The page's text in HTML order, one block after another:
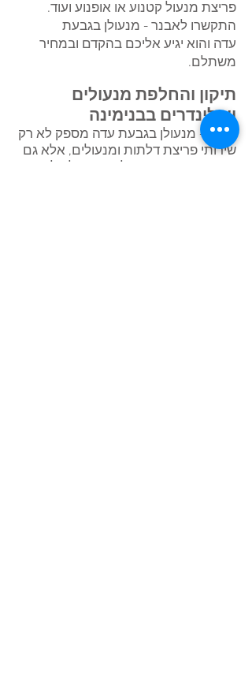
פריצת מנעול קטנוע או אופנוע ועוד.
התקשרו לאבנר - מנעולן בגבעת
עדה והוא יגיע אליכם בהקדם ובמחיר
משתלם.
תיקון והחלפת מנעולים
וצילינדרים בבנימינה
אבנר - מנעולן בגבעת עדה מספק לא רק
שירותי פריצת דלתות ומנעולים, אלא גם